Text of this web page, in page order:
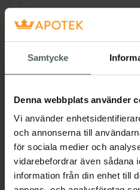
Samtycke
Denna webbplats använder
Vi använder
och annonserna till
för sociala medier och
vidarebefordrar även sådana
information från din enhet till
Medicinteknisk
Tillverkaren
säker att
gällande krav.
Premium läsglasögon.
passform med